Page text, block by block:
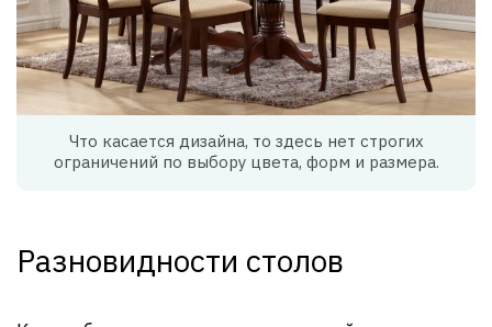
Что касается дизайна, то здесь нет строгих
ограничений по выбору цвета, форм и размера.
Разновидности столов